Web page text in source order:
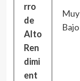
rro
de
Alto
Ren
dimi
ent
Muy
Bajo